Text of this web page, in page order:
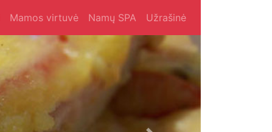
Mamos virtuvė Namų SPA Užrašinė